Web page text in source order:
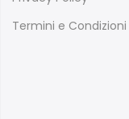
Termini e Condizioni